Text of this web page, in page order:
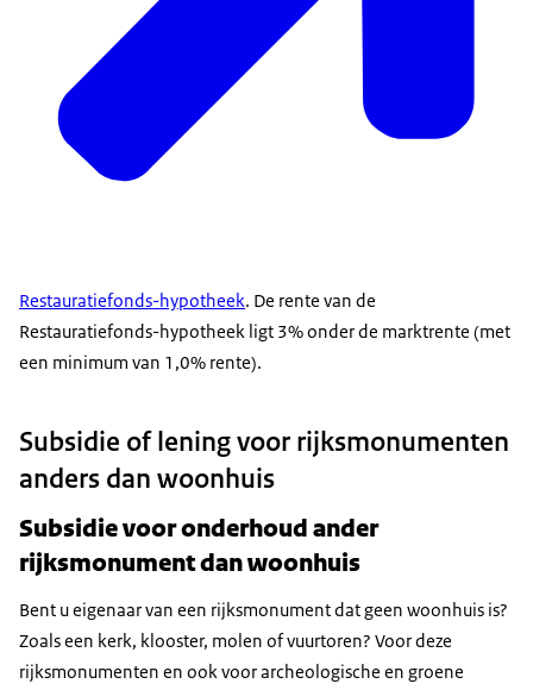
Restauratiefonds-hypotheek. De rente van de
Restauratiefonds-hypotheek ligt 3% onder de marktrente (met
een minimum van 1,0% rente).
Subsidie of lening voor rijksmonumenten
anders dan woonhuis
Subsidie voor onderhoud ander
rijksmonument dan woonhuis
Bent u eigenaar van een rijksmonument dat geen woonhuis is?
Zoals een kerk, klooster, molen of vuurtoren? Voor deze
rijksmonumenten en ook voor archeologische en groene